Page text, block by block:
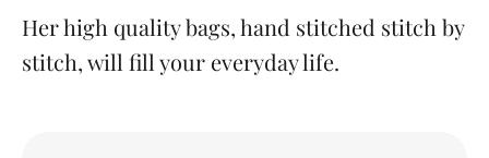
Her high quality bags, hand stitched stitch by
stitch, will fill your everyday life.